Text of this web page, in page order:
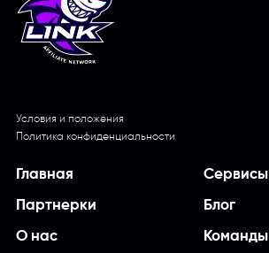
Условия и положения
Политика конфиденциальности
Главная Сервисы
Партнерки Блог
О нас Команды